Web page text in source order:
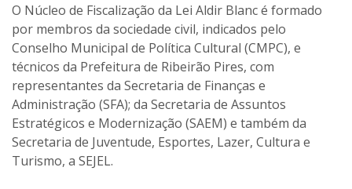
O Núcleo de Fiscalização da Lei Aldir Blanc é formado
por membros da sociedade civil, indicados pelo
Conselho Municipal de Política Cultural (CMPC), e
técnicos da Prefeitura de Ribeirão Pires, com
representantes da Secretaria de Finanças e
Administração (SFA); da Secretaria de Assuntos
Estratégicos e Modernização (SAEM) e também da
Secretaria de Juventude, Esportes, Lazer, Cultura e
Turismo, a SEJEL.